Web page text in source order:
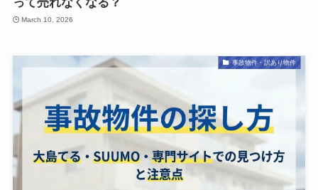
March 10, 2026
事故物件・訳あり物件